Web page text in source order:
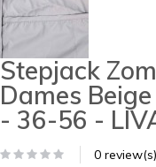
Stepjack
Dames
- 36-56 -
0 review(s)